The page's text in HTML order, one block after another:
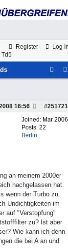
Register Log
Td5
#251721
16:56
Joined: Mar 2006
Posts: 22
Berlin
an meinem 2000er
nachgelassen hat.
wenn der Turbo zu
Undichtigkeiten im
auf "Verstopfung"
zu? Ist aber
Wie kann ich denn
die bei A an und